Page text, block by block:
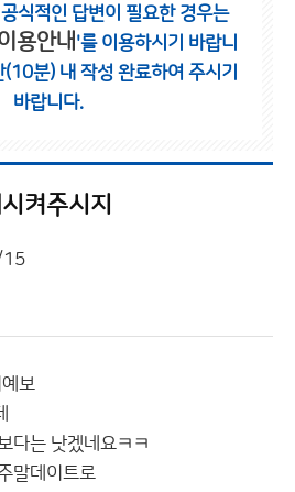
식적인 답변이 필요한 경우는
용안내 '를 이용하시기 바랍니
분) 내 작성 완료하여 주시기
바랍니다.
켜주시지
보
다는 낫겠네요ㅋㅋ
말데이트로